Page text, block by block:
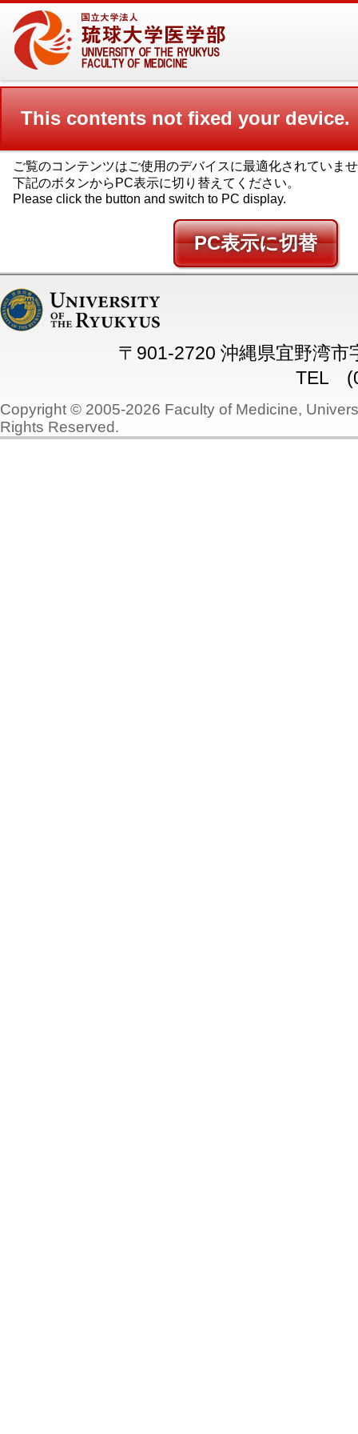
This contents not fixed your device.
ご覧のコンテンツはご使用のデバイスに最適化されていま
下記のボタンからPC表示に切り替えてください。
Please click the button and switch to PC display.
PC
〒901-2720 沖縄県宜野湾市
TEL
Copyright © 2005-2026 Faculty of Medicine,
Rights Reserved.